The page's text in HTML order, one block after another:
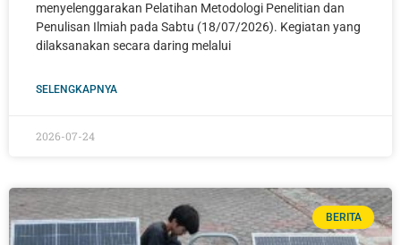
menyelenggarakan Pelatihan Metodologi Penelitian dan
Penulisan Ilmiah pada Sabtu (18/07/2026). Kegiatan yang
dilaksanakan secara daring melalui
SELENGKAPNYA
2026-07-24
BERITA